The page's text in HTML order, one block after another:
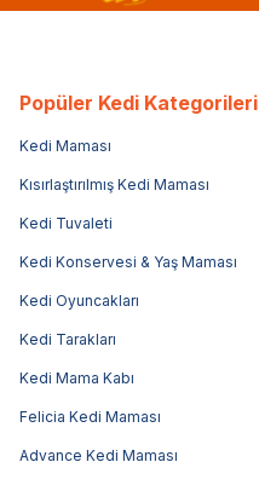
Popüler Kedi Kategorileri
Kedi Maması
Kısırlaştırılmış Kedi Maması
Kedi Tuvaleti
Kedi Konservesi & Yaş Maması
Kedi Oyuncakları
Kedi Tarakları
Kedi Mama Kabı
Felicia Kedi Maması
Advance Kedi Maması